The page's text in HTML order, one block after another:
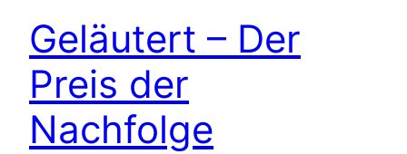
Geläutert – Der
Preis der
Nachfolge